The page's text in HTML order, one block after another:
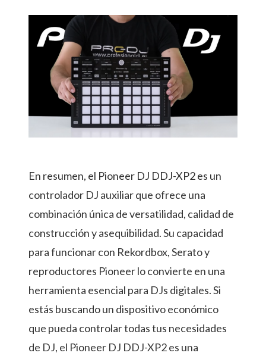
En resumen, el Pioneer DJ DDJ-XP2 es un
controlador DJ auxiliar que ofrece una
combinación única de versatilidad, calidad de
construcción y asequibilidad. Su capacidad
para funcionar con Rekordbox, Serato y
reproductores Pioneer lo convierte en una
herramienta esencial para DJs digitales. Si
estás buscando un dispositivo económico
que pueda controlar todas tus necesidades
de DJ, el Pioneer DJ DDJ-XP2 es una